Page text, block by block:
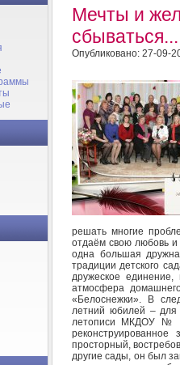
Мечты и
сбываться...
Опубликовано: 27-09-
решать многие
отдаём свою любовь
одна большая
традиции детского
дружеское единение,
атмосфера
«Белоснежки». В
летний юбилей – для
летописи МКДОУ № 3
просторный,
другие сады, он был